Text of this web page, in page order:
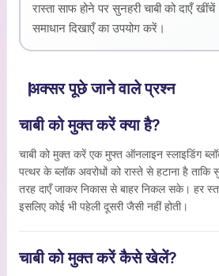
रास्ता साफ होने पर सुनहरी चाबी को दाएँ
समाधान दिखाएँ का उपयोग करें।
अक्सर पूछे जाने वाले प्रश्न
चाबी को मुक्त करें क्या है?
चाबी को मुक्त करें एक मुफ्त ऑनलाइन स्लाइडिंग
पत्थर के ब्लॉक अवरोधों को रास्ते से हटाना है ताकि
तरह दाएँ जाकर निकास से बाहर निकल सके। हर
इसलिए कोई भी पहेली दूसरी जैसी नहीं होती।
चाबी को मुक्त करें कैसे खेलें?